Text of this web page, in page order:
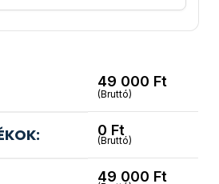
49 000 Ft
(Bruttó)
0 Ft
(Bruttó)
49 000 Ft